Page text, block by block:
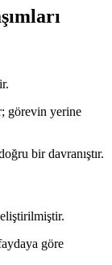
görevin yerine
bir davranıştır.
göre